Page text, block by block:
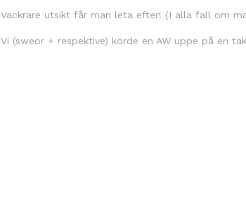
Vackrare utsikt får man leta efter! (I alla fall om
Vi (sweor + respektive) körde en AW uppe på en